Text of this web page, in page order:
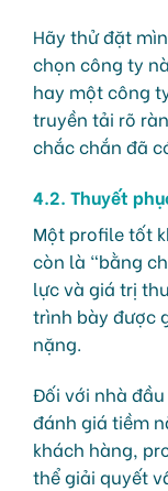
Hãy thử đặt
chọn công ty
hay một công
truyền tải rõ
chắc chắn đã
4.2. Thuyết
Một profile tốt
còn là “bằng
lực và giá trị
trình bày được
nặng.
Đối với nhà
đánh giá tiềm
khách hàng,
thể giải quyết